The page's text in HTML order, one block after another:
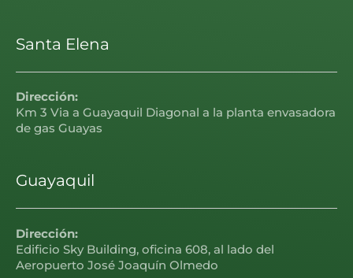
Santa Elena
Dirección:
Km 3 Via a Guayaquil Diagonal a la planta envasadora
de gas Guayas
Guayaquil
Dirección:
Edificio Sky Building, oficina 608, al lado del
Aeropuerto José Joaquín Olmedo